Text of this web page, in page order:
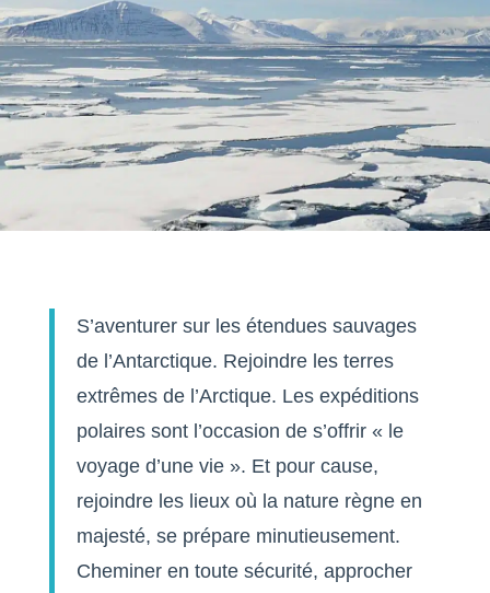
S’aventurer sur les étendues sauvages
de l’Antarctique. Rejoindre les terres
extrêmes de l’Arctique. Les expéditions
polaires sont l’occasion de s’offrir « le
voyage d’une vie ». Et pour cause,
rejoindre les lieux où la nature règne en
majesté, se prépare minutieusement.
Cheminer en toute sécurité, approcher